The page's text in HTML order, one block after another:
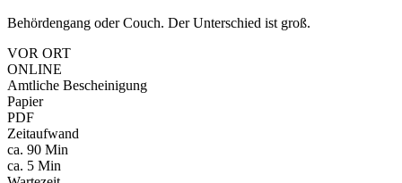
Behördengang oder Couch. Der Unterschied ist groß.
VOR ORT
ONLINE
Amtliche Bescheinigung
Papier
PDF
Zeitaufwand
ca. 90 Min
ca. 5 Min